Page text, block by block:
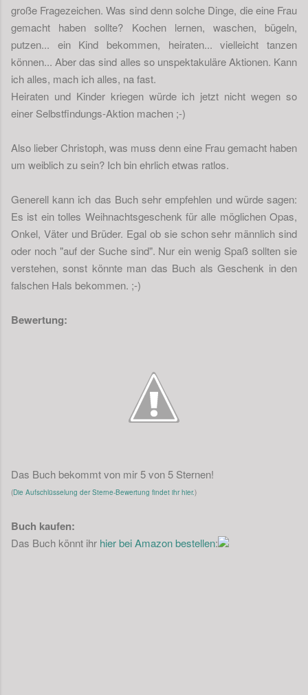
große Fragezeichen. Was sind denn solche Dinge, die eine Frau
gemacht haben sollte? Kochen lernen, waschen, bügeln,
putzen... ein Kind bekommen, heiraten... vielleicht tanzen
können... Aber das sind alles so unspektakuläre Aktionen. Kann
ich alles, mach ich alles, na fast.
Heiraten und Kinder kriegen würde ich jetzt nicht wegen so
einer Selbstfindungs-Aktion machen ;-)
Also lieber Christoph, was muss denn eine Frau gemacht haben
um weiblich zu sein? Ich bin ehrlich etwas ratlos.
Generell kann ich das Buch sehr empfehlen und würde sagen:
Es ist ein tolles Weihnachtsgeschenk für alle möglichen Opas,
Onkel, Väter und Brüder. Egal ob sie schon sehr männlich sind
oder noch "auf der Suche sind". Nur ein wenig Spaß sollten sie
verstehen, sonst könnte man das Buch als Geschenk in den
falschen Hals bekommen. ;-)
Bewertung:
Das Buch bekommt von mir 5 von 5 Sternen!
(Die Aufschlüsselung der Sterne-Bewertung findet ihr hier.)
Buch kaufen:
Das Buch könnt ihr hier bei Amazon bestellen: